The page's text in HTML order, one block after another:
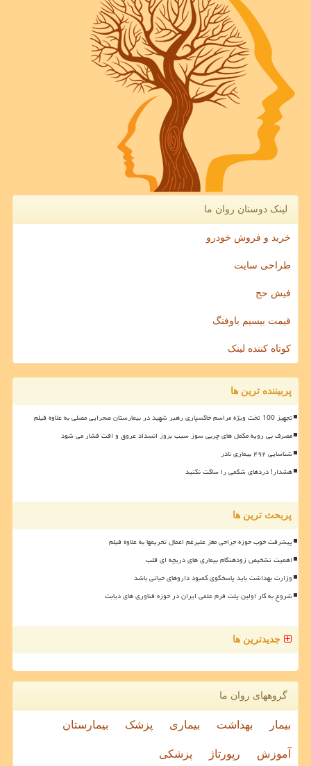
لینک دوستان روان ما
خرید و فروش خودرو
طراحی سایت
فیش حج
قیمت بیسیم باوفنگ
کوتاه کننده لینک
پربیننده ترین ها
تجهیز 100 تخت ویژه مراسم خاکسپاری رهبر شهید در بیمارستان صحرایی مصلی به علاوه فیلم
مصرف بی رویه مکمل های چربی سوز سبب بروز انسداد عروق و افت فشار می شود
شناسایی ۴۹۲ بیماری نادر
هشدار! دردهای شکمی را ساکت نکنید
پربحث ترین ها
پیشرفت خوب حوزه جراحی مغز علیرغم اعمال تحریمها به علاوه فیلم
اهمیت تشخیص زودهنگام بیماری های دریچه ای قلب
وزارت بهداشت باید پاسخگوی کمبود داروهای حیاتی باشد
شروع به کار اولین پلت فرم علمی ایران در حوزه فناوری های دیابت
جدیدترین ها
گروههای روان ما
بیمار بهداشت بیماری پزشک بیمارستان
آموزش رپورتاژ پزشکی